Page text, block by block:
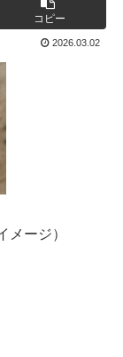
コピー
2026.03.02
メージ）